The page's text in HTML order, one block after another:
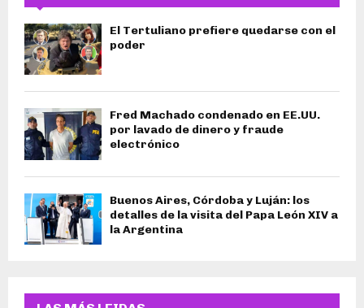
El Tertuliano prefiere quedarse con el
poder
Fred Machado condenado en EE.UU.
por lavado de dinero y fraude
electrónico
Buenos Aires, Córdoba y Luján: los
detalles de la visita del Papa León XIV a
la Argentina